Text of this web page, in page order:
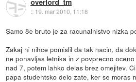
:: 19. mar 2010, 11:18
Samo 8e bruto je za racunalnistvo nizka
Zakaj ni nihce pomislil da tak nacin, da
ne ponavljas letnika in z povprecno
nad 7, potem lahko delas brez omejitev.
papa studentsko delo zate, ker se moras